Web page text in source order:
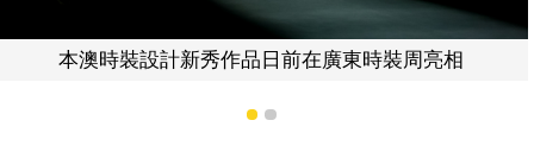
本澳時裝設計新秀作品日前在廣東時裝周亮相
1 2